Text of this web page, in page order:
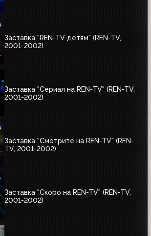
Заставка "REN-TV детям" (REN-TV,
2001-2002)
Заставка "Сериал на REN-TV" (REN-TV,
2001-2002)
Заставка "Смотрите на REN-TV" (REN-
TV, 2001-2002)
Заставка "Скоро на REN-TV" (REN-TV,
2001-2002)